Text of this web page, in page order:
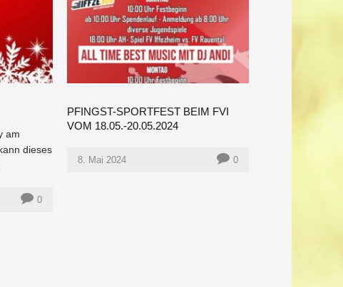
am
dieses
0
PFINGST-SPORTFEST BEIM FVI
VOM 18.05.-20.05.2024
8. Mai 2024 0